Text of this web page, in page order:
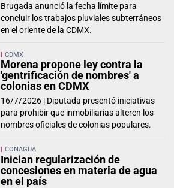
Brugada anunció la fecha límite para
concluir los trabajos pluviales subterráneos
en el oriente de la CDMX.
CDMX
Morena propone ley contra la
'gentrificación de nombres' a
colonias en CDMX
16/7/2026 | Diputada presentó iniciativas
para prohibir que inmobiliarias alteren los
nombres oficiales de colonias populares.
CONAGUA
Inician regularización de
concesiones en materia de agua
en el país